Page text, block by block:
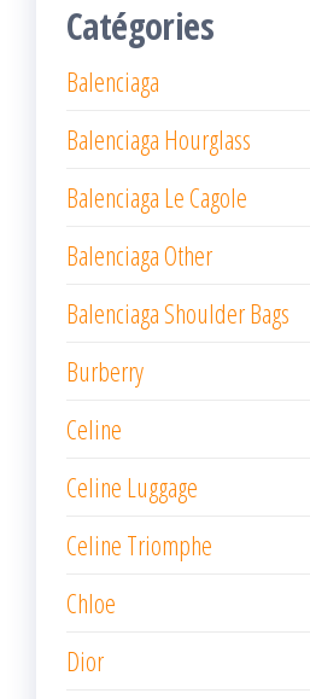
Catégories
Balenciaga
Balenciaga Hourglass
Balenciaga Le Cagole
Balenciaga Other
Balenciaga Shoulder Bags
Burberry
Celine
Celine Luggage
Celine Triomphe
Chloe
Dior